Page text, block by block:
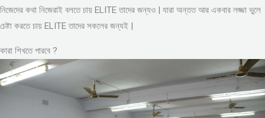
নিজেদের কথা নিজেরাই বলতে চায় ELITE তাদের জন্যও | যারা অন্তত আর একবার লজ্জা ভুলে
চেষ্টা করতে চায় ELITE তাদের সকলের জন্যই |
কারা শিখতে পারবে ?